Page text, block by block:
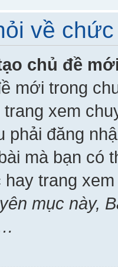
về
chủ đề
mới trong
xem
phải đăng
mà bạn có
hay trang
mục này,